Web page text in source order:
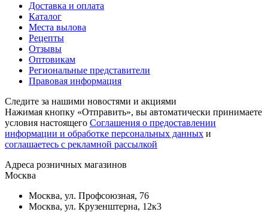
Доставка и оплата
Каталог
Места вылова
Рецепты
Отзывы
Оптовикам
Региональные представители
Правовая информация
Следите за нашими новостями и акциями
Нажимая кнопку «Отправить», вы автоматически принимаете
условия настоящего Cоглашения о предоставлении
информации и обработке персональных данных и
соглашаетесь с рекламной рассылкой
Aдреса розничных магазинов
Москва
Москва, ул. Профсоюзная, 76
Москва, ул. Крузенштерна, 12к3